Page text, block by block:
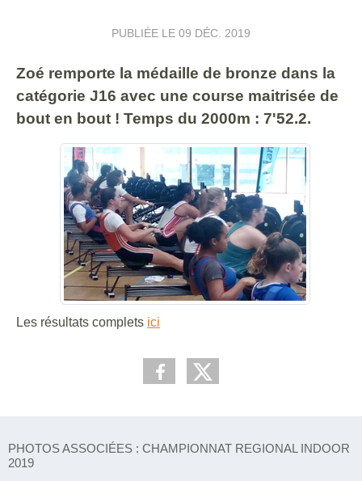
PUBLIÉE LE 09 DÉC. 2019
Zoé remporte la médaille de bronze dans la
catégorie J16 avec une course maitrisée de
bout en bout ! Temps du 2000m : 7'52.2.
Les résultats complets ici
PHOTOS ASSOCIÉES : CHAMPIONNAT REGIONAL INDOOR
2019